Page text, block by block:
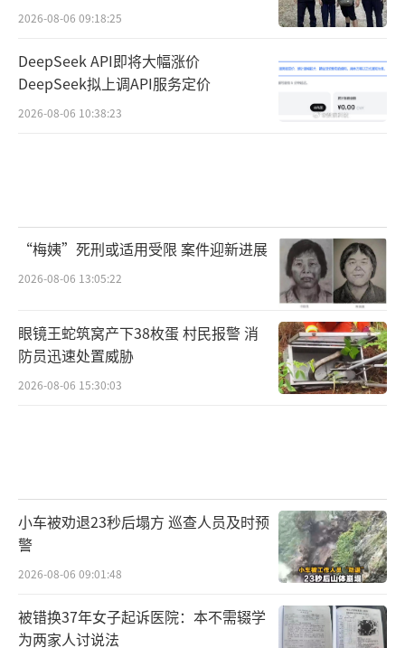
2026-08-06 09:18:25
DeepSeek API即将大幅涨价
DeepSeek拟上调API服务定价
2026-08-06 10:38:23
“梅姨”死刑或适用受限 案件迎新进展
2026-08-06 13:05:22
眼镜王蛇筑窝产下38枚蛋 村民报警 消
防员迅速处置威胁
2026-08-06 15:30:03
小车被劝退23秒后塌方 巡查人员及时预
警
2026-08-06 09:01:48
被错换37年女子起诉医院：本不需辍学
为两家人讨说法